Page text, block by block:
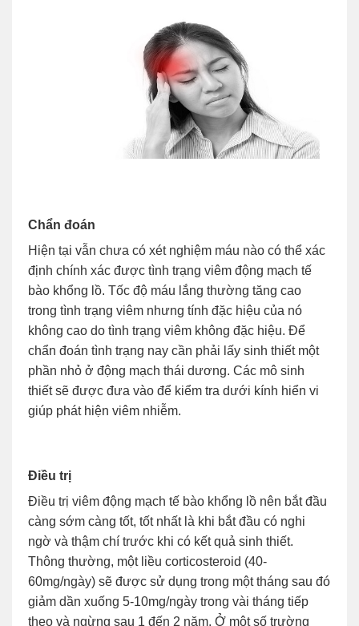
Chẩn đoán
Hiện tại vẫn chưa có xét nghiệm máu nào có thể xác
định chính xác được tình trạng viêm động mạch tế
bào khổng lồ. Tốc độ máu lắng thường tăng cao
trong tình trạng viêm nhưng tính đặc hiệu của nó
không cao do tình trạng viêm không đặc hiệu. Để
chẩn đoán tình trạng nay cần phải lấy sinh thiết một
phần nhỏ ở động mạch thái dương. Các mô sinh
thiết sẽ được đưa vào để kiểm tra dưới kính hiển vi
giúp phát hiện viêm nhiễm.
Điều trị
Điều trị viêm động mạch tế bào khổng lồ nên bắt đầu
càng sớm càng tốt, tốt nhất là khi bắt đầu có nghi
ngờ và thậm chí trước khi có kết quả sinh thiết.
Thông thường, một liều corticosteroid (40-
60mg/ngày) sẽ được sử dụng trong một tháng sau đó
giảm dần xuống 5-10mg/ngày trong vài tháng tiếp
theo và ngừng sau 1 đến 2 năm. Ở một số trường